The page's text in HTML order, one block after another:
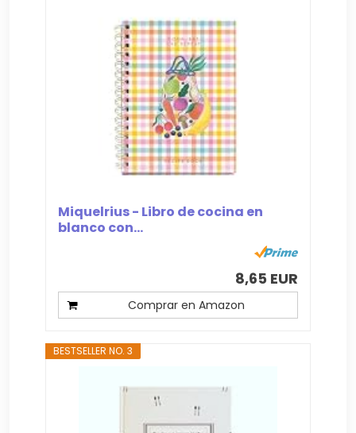
Miquelrius - Libro de cocina en
blanco con...
8,65 EUR
Comprar en Amazon
BESTSELLER NO. 3